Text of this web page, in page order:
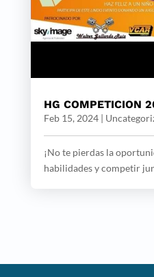
HG COMPETICION
Feb 15, 2024|
¡No te pierdas la
habilidades y competir